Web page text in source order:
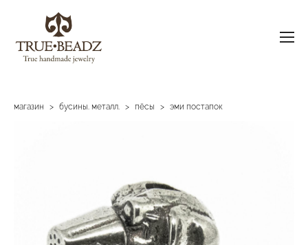
магазин > бусины. металл. > пёсы > эми постапок